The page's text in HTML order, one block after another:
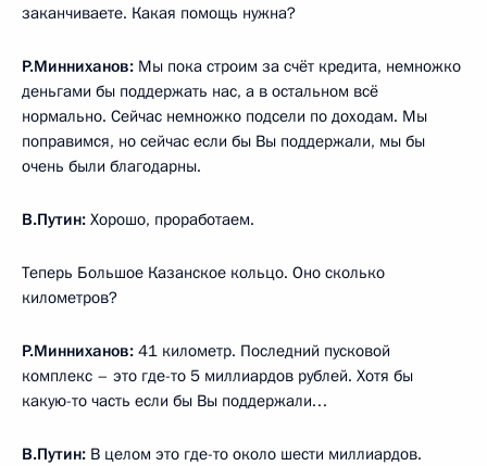
заканчиваете. Какая помощь нужна?
Р.Минниханов: Мы пока строим за счёт кредита, немножко
деньгами бы поддержать нас, а в остальном всё
нормально. Сейчас немножко подсели по доходам. Мы
поправимся, но сейчас если бы Вы поддержали, мы бы
очень были благодарны.
В.Путин: Хорошо, проработаем.
Теперь Большое Казанское кольцо. Оно сколько
километров?
Р.Минниханов: 41 километр. Последний пусковой
комплекс – это где-то 5 миллиардов рублей. Хотя бы
какую-то часть если бы Вы поддержали…
В.Путин: В целом это где-то около шести миллиардов.